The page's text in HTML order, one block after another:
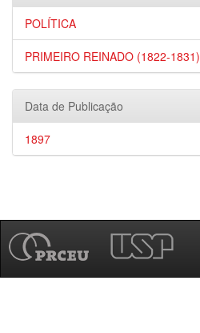
POLÍTICA
PRIMEIRO REINADO (1822-1831)
Data de Publicação
1897